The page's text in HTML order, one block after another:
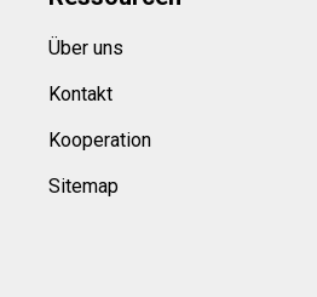
Über uns
Kontakt
Kooperation
Sitemap